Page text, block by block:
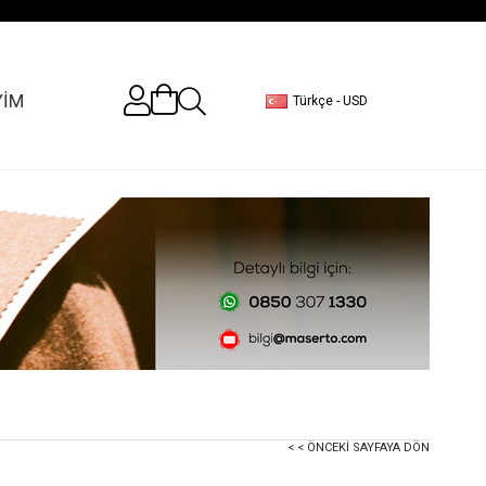
Türkçe - USD
< < ÖNCEKI SAYFAYA DÖN